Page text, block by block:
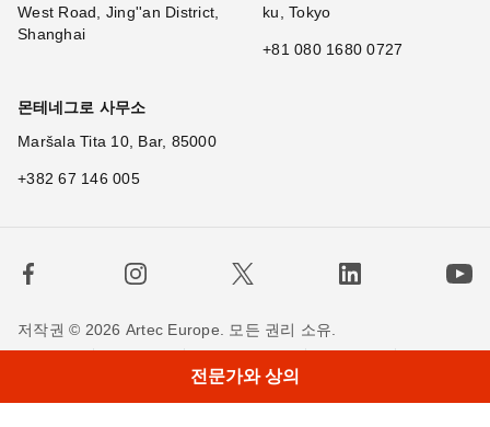
×
West Road, Jing''an District,
Shanghai
ku, Tokyo
+81 080 1680 0727
몬테네그로 사무소
Maršala Tita 10, Bar, 85000
+382 67 146 005
저작권 © 2026 Artec Europe. 모든 권리 소유.
전문가와 상의